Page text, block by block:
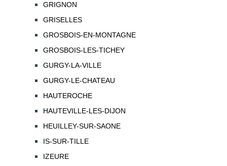
GRIGNON
GRISELLES
GROSBOIS-EN-MONTAGNE
GROSBOIS-LES-TICHEY
GURGY-LA-VILLE
GURGY-LE-CHATEAU
HAUTEROCHE
HAUTEVILLE-LES-DIJON
HEUILLEY-SUR-SAONE
IS-SUR-TILLE
IZEURE